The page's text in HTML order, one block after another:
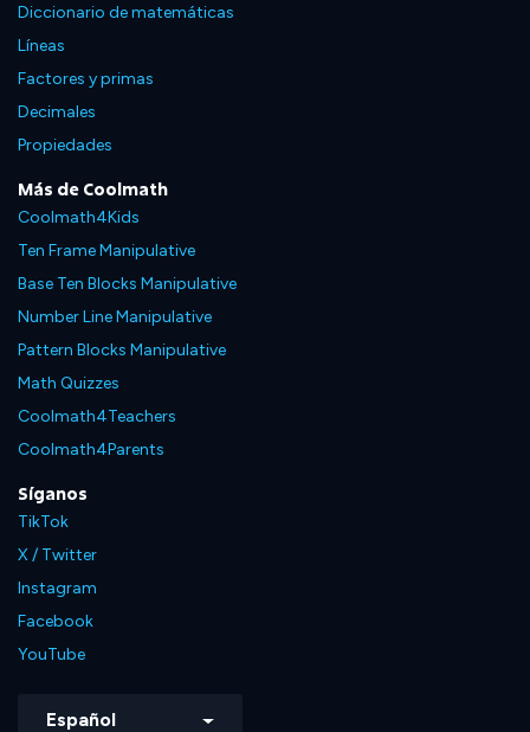
Diccionario de matemáticas
Líneas
Factores y primas
Decimales
Propiedades
Más de Coolmath
Coolmath4Kids
Ten Frame Manipulative
Base Ten Blocks Manipulative
Number Line Manipulative
Pattern Blocks Manipulative
Math Quizzes
Coolmath4Teachers
Coolmath4Parents
Síganos
TikTok
X / Twitter
Instagram
Facebook
YouTube
Español